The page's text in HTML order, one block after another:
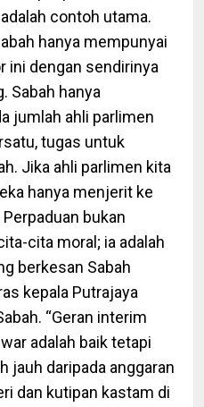
contoh utama.
hanya mempunyai
ini dengan sendirinya
Sabah hanya
jumlah ahli parlimen
tugas untuk
Jika ahli parlimen kita
hanya menjerit ke
bukan
cita moral; ia adalah
berkesan Sabah
kepala Putrajaya
“Geran interim
adalah baik tetapi
jauh daripada anggaran
dan kutipan kastam di